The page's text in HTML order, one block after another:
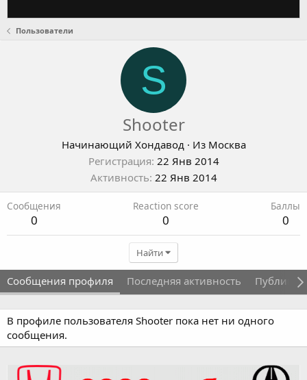
Пользователи
S
Shooter
Начинающий Хондавод · Из Москва
Регистрация 22 Янв 2014
Активность 22 Янв 2014
Сообщения
0
Reaction score
0
Баллы
0
Найти
Сообщения профиля Последняя активность
В профиле пользователя Shooter пока нет ни одного
сообщения.